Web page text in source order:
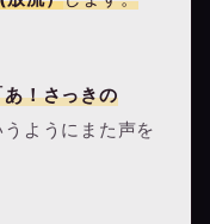
あ！さっきの
うようにまた声を